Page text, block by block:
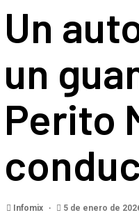
Un
un
Perito
Infomix 5 de enero de